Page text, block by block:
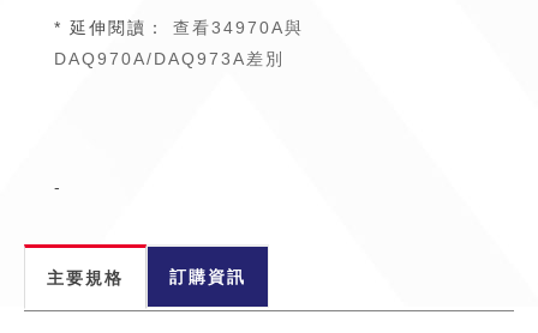
* 延伸閱讀： 查看34970A與
DAQ970A/DAQ973A差別
-
主要規格 訂購資訊